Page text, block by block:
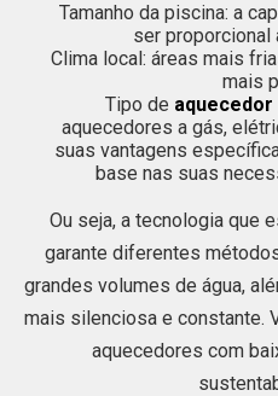
Tamanho da piscina: a
ser proporcional
Clima local: áreas mais
mais
Tipo de aquecedor
aquecedores a gás,
suas vantagens
base nas suas
Ou seja, a tecnologia que
garante diferentes
grandes volumes de água,
mais silenciosa e constante.
aquecedores com